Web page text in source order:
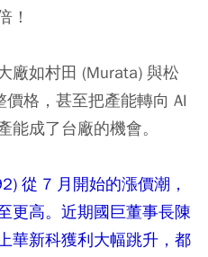
！
廠如村田 (Murata) 與松
格，甚至把產能轉向 AI
能成了台廠的機會。
從 7 月開始的漲價潮，
更高。近期國巨董事長陳
華新科獲利大幅跳升，都